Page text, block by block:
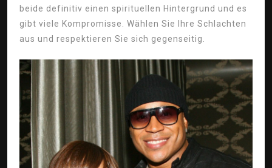
beide definitiv einen spirituellen Hintergrund und es
gibt viele Kompromisse. Wählen Sie Ihre Schlachten
aus und respektieren Sie sich gegenseitig.